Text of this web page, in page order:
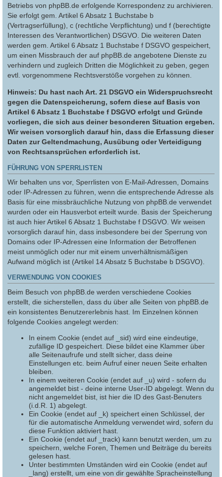
Betriebs von phpBB.de erfolgende Korrespondenz zu archivieren.
Sie erfolgt gem. Artikel 6 Absatz 1 Buchstabe b
(Vertragserfüllung), c (rechtliche Verpflichtung) und f (berechtigte
Interessen des Verantwortlichen) DSGVO. Die weiteren Daten
werden gem. Artikel 6 Absatz 1 Buchstabe f DSGVO gespeichert,
um einen Missbrauch der auf phpBB.de angebotene Dienste zu
verhindern und zugleich Dritten die Möglichkeit zu geben, gegen
evtl. vorgenommene Rechtsverstöße vorgehen zu können.
Hinweis: Du hast nach Art. 21 DSGVO ein Widerspruchsrecht
gegen die Datenspeicherung, sofern diese auf Basis von
Artikel 6 Absatz 1 Buchstabe f DSGVO erfolgt und Gründe
vorliegen, die sich aus deiner besonderen Situation ergeben.
Wir weisen vorsorglich darauf hin, dass die Erfassung dieser
Daten zur Geltendmachung, Ausübung oder Verteidigung
von Rechtsansprüchen erforderlich ist.
FÜHRUNG VON SPERRLISTEN
Wir behalten uns vor, Sperrlisten von E-Mail-Adressen, Domains
oder IP-Adressen zu führen, wenn die entsprechende Adresse als
Basis für eine missbräuchliche Nutzung von phpBB.de verwendet
wurden oder ein Hausverbot erteilt wurde. Basis der Speicherung
ist auch hier Artikel 6 Absatz 1 Buchstabe f DSGVO. Wir weisen
vorsorglich darauf hin, dass insbesondere bei der Sperrung von
Domains oder IP-Adressen eine Information der Betroffenen
meist unmöglich oder nur mit einem unverhältnismäßigen
Aufwand möglich ist (Artikel 14 Absatz 5 Buchstabe b DSGVO).
VERWENDUNG VON COOKIES
Beim Besuch von phpBB.de werden verschiedene Cookies
erstellt, die sicherstellen, dass du über alle Seiten von phpBB.de
ein konsistentes Benutzererlebnis hast. Im Einzelnen können
folgende Cookies angelegt werden:
In einem Cookie (endet auf _sid) wird eine eindeutige,
zufällige ID gespeichert. Diese bildet eine Klammer über
alle Seitenaufrufe und stellt sicher, dass deine
Einstellungen etc. beim Aufruf einer neuen Seite erhalten
bleiben.
In einem weiteren Cookie (endet auf _u) wird - sofern du
angemeldet bist - deine interne User-ID abgelegt. Wenn du
nicht angemeldet bist, ist hier die ID des Gast-Benuters
(i.d.R. 1) abgelegt.
Ein Cookie (endet auf _k) speichert einen Schlüssel, der
für die automatische Anmeldung verwendet wird, sofern du
diese Funktion aktiviert hast.
Ein Cookie (endet auf _track) kann benutzt werden, um zu
speichern, welche Foren, Themen und Beiträge du bereits
gelesen hast.
Unter bestimmten Umständen wird ein Cookie (endet auf
_lang) erstellt, um eine von dir gewählte Spracheinstellung